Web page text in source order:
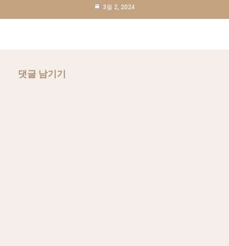
3월 2, 2024
댓글 남기기